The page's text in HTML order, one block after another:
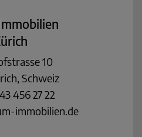
10
Schweiz
456 27 22
immobilien.de